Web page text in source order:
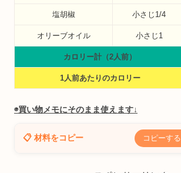
塩胡椒 小さじ1/4
オリーブオイル 小さじ1
カロリー計（2人前）
1人前あたりのカロリー
◉買い物メモにそのまま使えます↓
📋 材料をコピー コピーする